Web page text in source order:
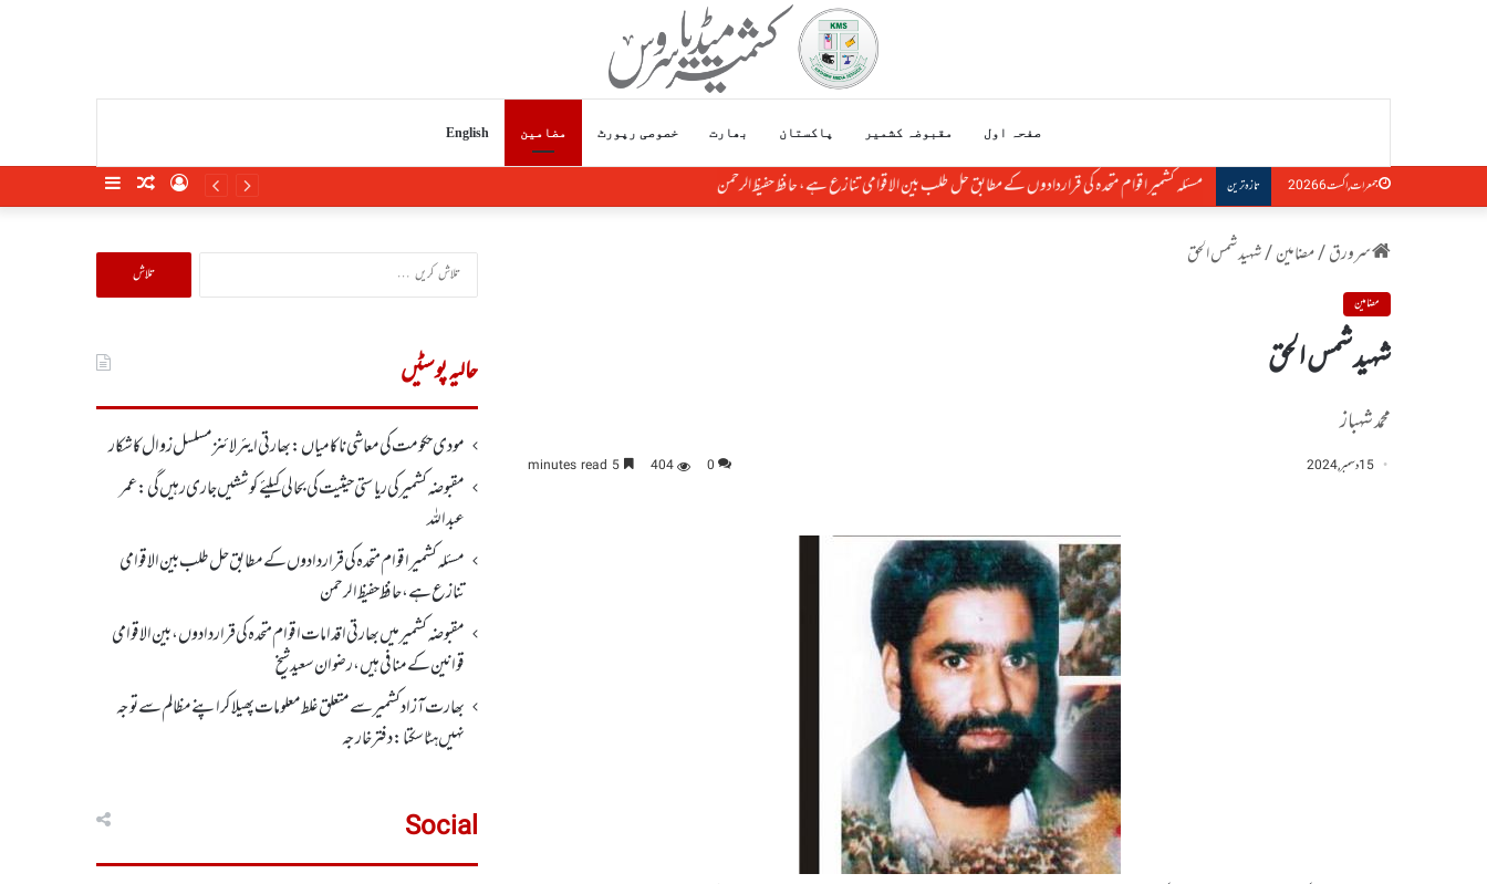
صفحہ اول مقبوضہ کشمیر پاکستان بھارت خصوصی رپورٹ مضامین English
جمعرات, اگست 6 2026 تازہ ترین مسئلہ کشمیر اقوام متحدہ کی قراردادوں کے مطابق حل طلب بین الاقوامی تنازع ہے، حافظ حفیظ الرحمن SidebarRandomLog
سرورق/مضامین/شہید شمس الحق
مضامین
شہید شمس الحق
محمد شہباز
15 دسمبر, 2024 0
404
تلاش
کریں
حالیہ پوسٹیں
مودی حکومت کی معاشی ناکامیاں: بھارتی ایئرلائنز مسلسل زوال کا شکار
مقبوضہ کشمیر کی ریاستی حیثیت کی بحالی کیلئے کوششیں جاری رہیں گی: عمر
عبداللہ
مسئلہ کشمیر اقوام متحدہ کی قراردادوں کے مطابق حل طلب بین الاقوامی
تنازع ہے، حافظ حفیظ الرحمن
مقبوضہ کشمیر میں بھارتی اقدامات اقوام متحدہ کی قراردادوں، بین الاقوامی
قوانین کے منافی ہیں،رضوان سعید شیخ
بھارت آزاد کشمیر سے متعلق غلط معلومات پھیلا کر اپنے مظالم سے توجہ
نہیں ہٹا سکتا: دفتر خارجہ
Social